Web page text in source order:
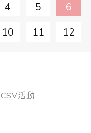
4 5 6
10 11 12
CSV活動